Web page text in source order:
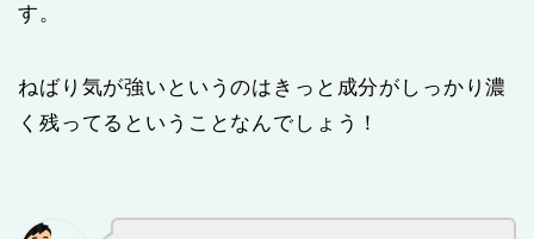
す。
ねばり気が強いというのはきっと成分がしっかり濃
く残ってるということなんでしょう！